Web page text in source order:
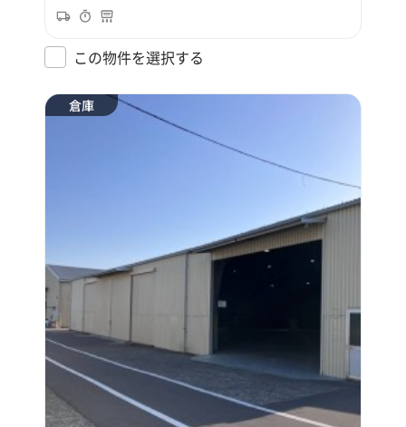
この物件を選択する
倉庫